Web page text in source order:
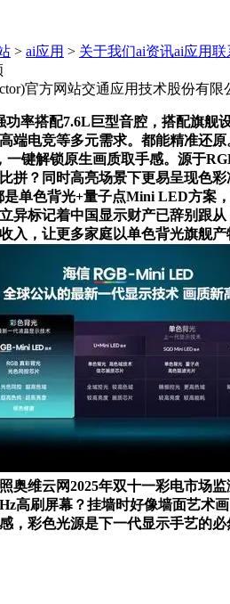
> ai应用 > 关于我们ai资讯ai应用联
官方网站交通应用技术股份有限
搭配7.6L巨型音腔，搭配旗舰
端电竞等多元需求。都能精准还
一键解锁原生画质取手感。源于
拼？同时高亮场景下更易呈现色
单色背光+量子点Mini LED方案
异标记着中国显示财产已辞别跟
入，让更多家庭以单色背光旗舰
奥维云网2025年双十一彩电市场
高刷屏幕？挂墙时好像墙面艺
，彩色光源是下一代显示手艺的